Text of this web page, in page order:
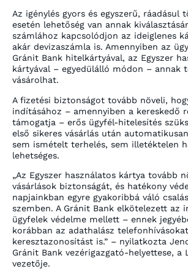
Az igénylés gyors és egyszerű, ráadásul
esetén lehetőség van annak
számlához kapcsolódjon az ideiglenes
akár devizaszámla is. Amennyiben az
Gránit Bank hitelkártyával, az Egyszer
kártyával – egyedülálló módon – annak
vásárolhat.
A fizetési biztonságot tovább növeli,
indításához – amennyiben a kereskedő
támogatja – erős ügyfél-hitelesítés
első sikeres vásárlás után
sem ismételt terhelés, sem illetéktelen
lehetséges.
„Az Egyszer használatos kártya tovább
vásárlások biztonságát, és hatékony
napjainkban egyre gyakoribbá váló
szemben. A Gránit Bank elkötelezett az
ügyfelek védelme mellett – ennek
korábban az adathalász
keresztazonosítást is.” – nyilatkozta
Gránit Bank vezérigazgató-helyettese, a
vezetője.